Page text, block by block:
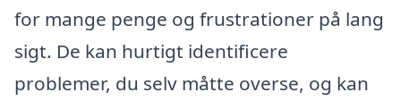
for mange penge og frustrationer på lang
sigt. De kan hurtigt identificere
problemer, du selv måtte overse, og kan